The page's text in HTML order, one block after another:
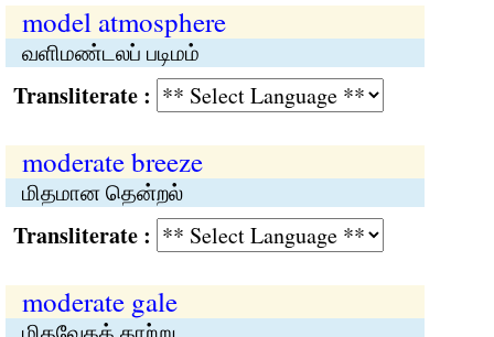
model atmosphere
வளிமண்டலப் படிமம்
:
moderate breeze
மிதமான தென்றல்
:
moderate gale